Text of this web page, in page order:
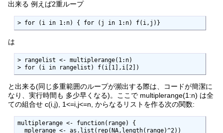
出来る 例えば2重ループ
> for (i in 1:n) { for (j in 1:n) f(i,j)}
は
> rangelist <- multiplerange(1:n)
> for (i in rangelist) f(i[1],i[2])
と出来る(同じ多重範囲のループが瀕出する際は、コードが簡潔に
なり、実行時間も 多少早くなる)。ここで multiplerange(1:n) は全
ての組合せ c(i,j), 1<=i,j<=n, からなるリストを作る次の関数:
multiplerange <- function(range) {